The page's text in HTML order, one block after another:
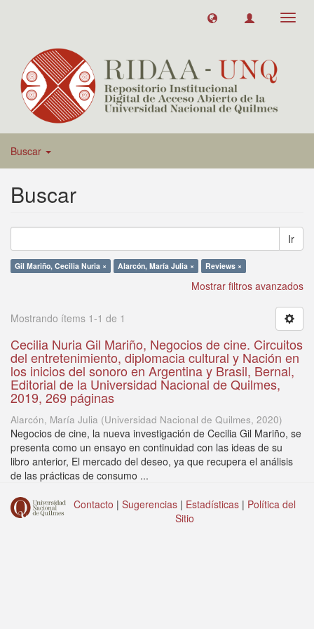
Buscar
Buscar
Ir
Gil Mariño, Cecilia Nuria × Alarcón, María Julia × Reviews ×
Mostrar filtros avanzados
Mostrando ítems 1-1 de 1
Cecilia Nuria Gil Mariño, Negocios de cine. Circuitos
del entretenimiento, diplomacia cultural y Nación en
los inicios del sonoro en Argentina y Brasil, Bernal,
Editorial de la Universidad Nacional de Quilmes,
2019, 269 páginas
Alarcón, María Julia (Universidad Nacional de Quilmes, 2020)
Negocios de cine, la nueva investigación de Cecilia Gil Mariño, se
presenta como un ensayo en continuidad con las ideas de su
libro anterior, El mercado del deseo, ya que recupera el análisis
de las prácticas de consumo ...
Contacto | Sugerencias | Estadísticas | Política del
Sitio